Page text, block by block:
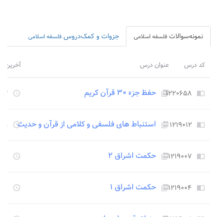
نمونه‌سوالات فلسفه اسلامی جزوات و کمک‌دروس فلسفه اسلامی
کد درس عنوان درس آخرین
import_contacts ۱۲۲۰۶۵۸picture_as_pdf حفظ جزء ۳۰ قرآن کریم access_time
import_contacts ۱۲۱۹۰۱۲picture_as_pdf استنباط های فلسفی و کلامی از قرآن و حدیثaccess_time
import_contacts ۱۲۱۹۰۰۷picture_as_pdf حکمت اشراق ۲ access_time
import_contacts ۱۲۱۹۰۰۴picture_as_pdf حکمت اشراق ۱ access_time